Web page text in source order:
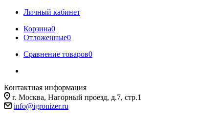
Личный кабинет
Корзина0
Отложенные0
Сравнение товаров0
Контактная информация
г. Москва, Нагорный проезд, д.7, стр.1
info@igronizer.ru